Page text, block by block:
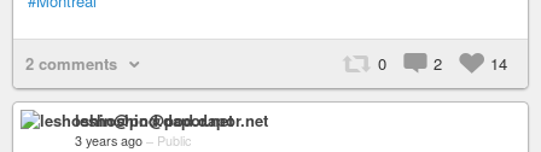
2 comments 0 2 14
leshoshin@pod.dapor.net
3 years ago – Public